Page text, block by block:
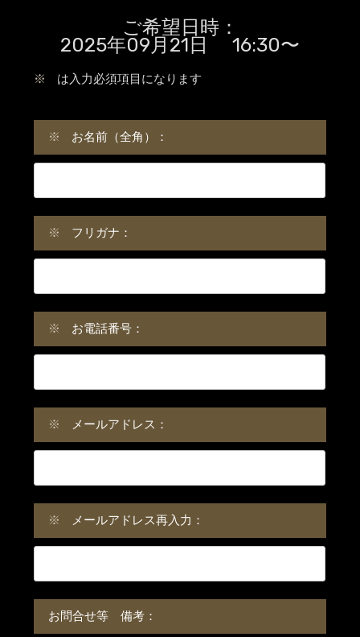
ご希望日時：
2025年09月21日 16:30〜
※ は入力必須項目になります
※ お名前（全角）：
※ フリガナ：
※ お電話番号：
※ メールアドレス：
※ メールアドレス再入力：
お問合せ等 備考：